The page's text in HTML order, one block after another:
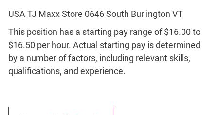
USA TJ Maxx Store 0646 South Burlington VT
This position has a starting pay range of $16.00 to
$16.50 per hour. Actual starting pay is determined
by a number of factors, including relevant skills,
qualifications, and experience.